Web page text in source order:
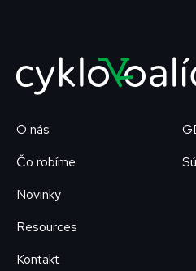
O nás
Čo robíme
Novinky
Resources
Kontakt